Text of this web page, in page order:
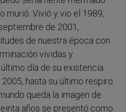
murió. Vivió y vio el 1989,
de 2001,
de nuestra época con
vividas y
día de su existencia
hasta su último respiro.
queda la imagen de
años se presentó como